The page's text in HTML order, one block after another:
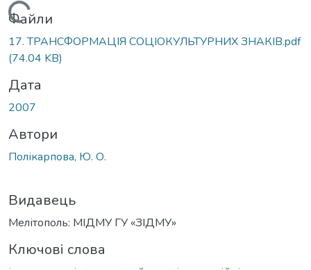
Вантажиться...
Файли
17. ТРАНСФОРМАЦІЯ СОЦІОКУЛЬТУРНИХ ЗНАКІВ.pdf
(74.04 KB)
Дата
2007
Автори
Полікарпова, Ю. О.
Видавець
Мелітополь: МІДМУ ГУ «ЗІДМУ»
Ключові слова